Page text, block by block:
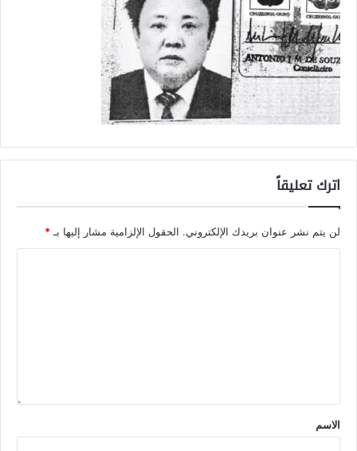
اترك تعليقاً
لن يتم نشر عنوان بريدك الإلكتروني. الحقول الإلزامية مشار إليها بـ *
الاسم